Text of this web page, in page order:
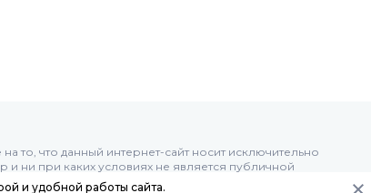
то, что данный интернет-сайт носит исключительно
ни при каких условиях не является публичной
Статьи 437 (п.2) Гражданского кодекса РФ:
и удобной работы сайта.